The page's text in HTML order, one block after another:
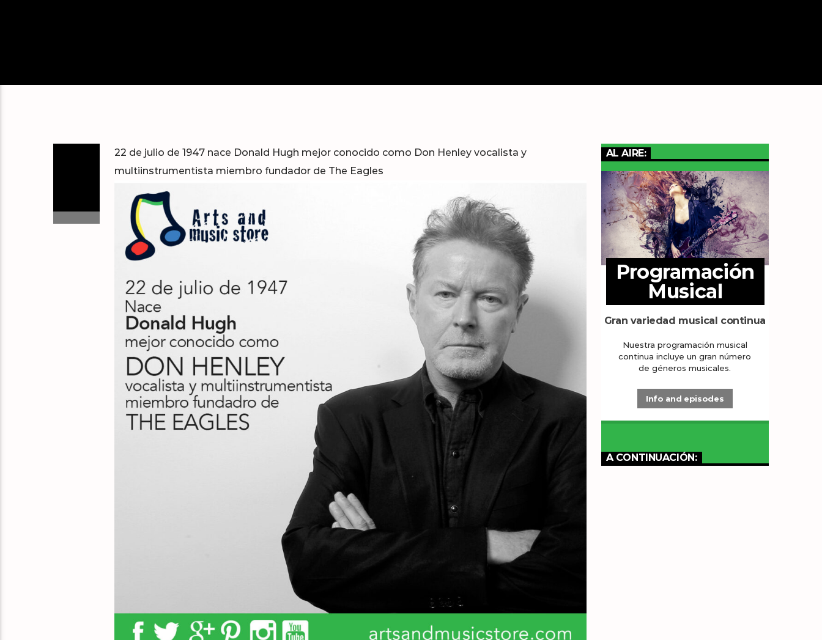
22 de julio de 1947 nace Donald Hugh mejor conocido como Don Henley vocalista y
multiinstrumentista miembro fundador de The Eagles
AL AIRE:
Programación
Musical
Gran variedad musical continua
Nuestra programación musical
continua incluye un gran número
de géneros musicales.
Info and episodes
A CONTINUACIÓN: